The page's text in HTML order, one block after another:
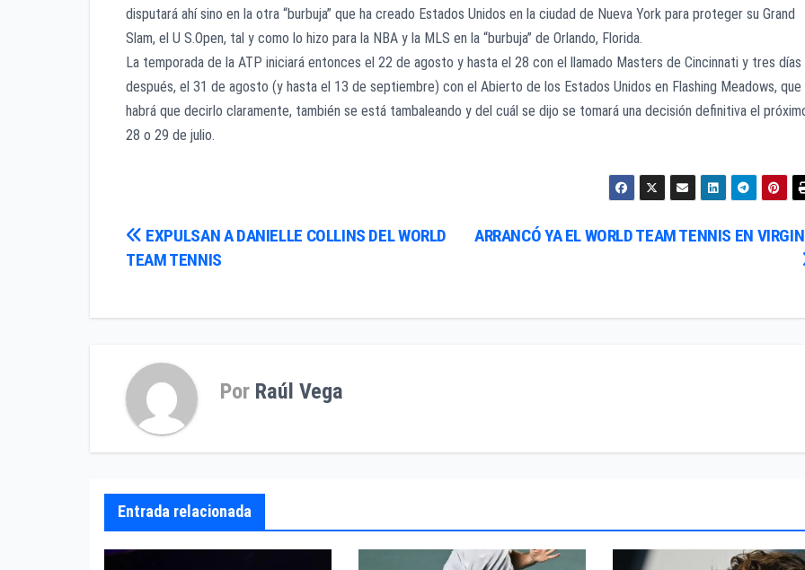
disputará ahí sino en la otra “burbuja” que ha creado Estados Unidos en la ciudad de Nueva York para proteger su Grand
Slam, el U S.Open, tal y como lo hizo para la NBA y la MLS en la “burbuja” de Orlando, Florida.
La temporada de la ATP iniciará entonces el 22 de agosto y hasta el 28 con el llamado Masters de Cincinnati y tres días
después, el 31 de agosto (y hasta el 13 de septiembre) con el Abierto de los Estados Unidos en Flashing Meadows, que
habrá que decirlo claramente, también se está tambaleando y del cuál se dijo se tomará una decisión definitiva el
28 o 29 de julio.
Navegación
entradas
ARRANCÓ YA EL WORLD TEAM TENNIS EN
EXPULSAN A DANIELLE COLLINS DEL WORLD
TEAM TENNIS
Por Raúl Vega
Entrada relacionada